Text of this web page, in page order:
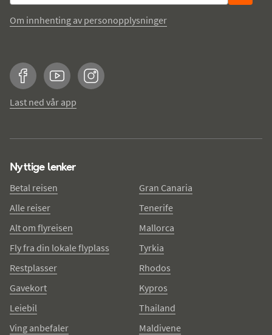
Om innhenting av personopplysninger
FacebookYouTubeInstagram
Last ned vår app
Nyttige lenker
Betal reisen
Alle reiser
Alt om flyreisen
Fly fra din lokale flyplass
Restplasser
Gavekort
Leiebil
Ving anbefaler
Gran Canaria
Tenerife
Mallorca
Tyrkia
Rhodos
Kypros
Thailand
Maldivene